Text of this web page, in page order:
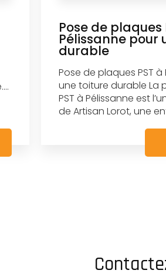
Pose de plaques
Pélissanne pour
durable
Pose de plaques PST
une toiture durable La
PST à Pélissanne est
de Artisan Lorot, une